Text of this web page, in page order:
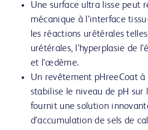
Une surface ultra lisse peut
mécanique à l’interface
les réactions urétérales
urétérales, l’hyperplasie de
et l’œdème.
Un revêtement pHreeCoat
stabilise le niveau de pH sur
fournit une solution
d’accumulation de sels de